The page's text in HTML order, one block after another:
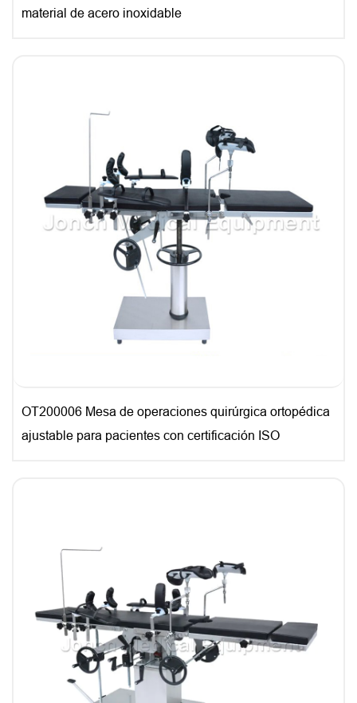
material de acero inoxidable
OT200006 Mesa de operaciones quirúrgica ortopédica
ajustable para pacientes con certificación ISO